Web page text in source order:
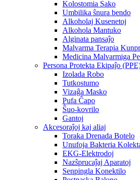
Kolostomia Sako
Umbilika ŝnura bendo
Alkoholaj Kusenetoj
Alkohola Mantuko
Alginata pansaĵo
Malvarma Terapia
Medicina Malvarmiga
Persona Protekta Ekipaĵo
Izolada Robo
Tutkostumo
Vizaĝa Masko
Pufa Ĉapo
Ŝuo-kovrilo
Gantoj
Akcesoraĵoj kaj aliaj
Toraka Drenada Botelo
Unufoja Bakteria
EKG-Elektrodoj
Nazŝprucaĵaj Aparatoj
Senpingla Konektilo